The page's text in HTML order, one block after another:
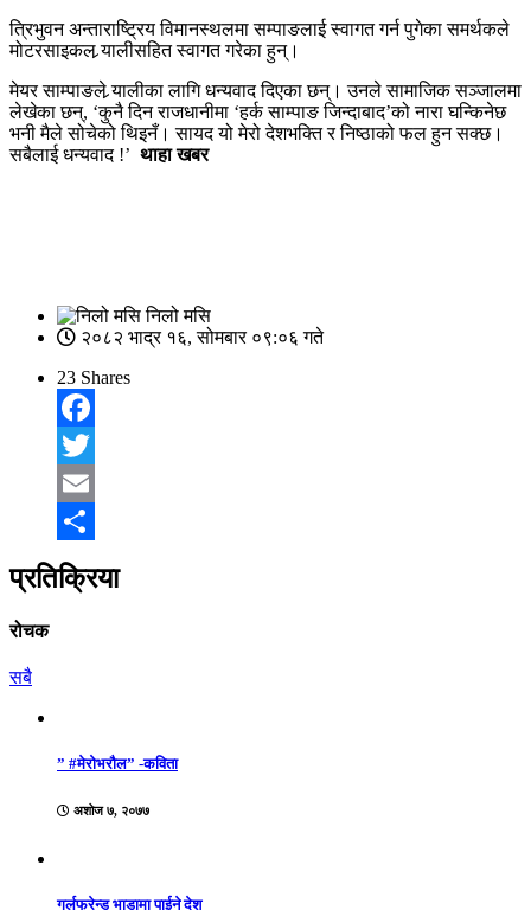
त्रिभुवन अन्ताराष्ट्रिय विमानस्थलमा सम्पाङलाई स्वागत गर्न पुगेका समर्थकले
मोटरसाइकल र्‍यालीसहित स्वागत गरेका हुन्।
मेयर साम्पाङले र्‍यालीका लागि धन्यवाद दिएका छन्। उनले सामाजिक सञ्जालमा
लेखेका छन्, ‘कुनै दिन राजधानीमा ‘हर्क साम्पाङ जिन्दाबाद’को नारा घन्किनेछ
भनी मैले सोचेको थिइनँ। सायद यो मेरो देशभक्ति र निष्ठाको फल हुन सक्छ।
सबैलाई धन्यवाद !’ थाहा खबर
निलो मसि
२०८२ भाद्र १६, सोमबार ०९:०६ गते
23 Shares
Facebook
Twitter
Email
Share
प्रतिक्रिया
रोचक
सबै
” #मेरोभरौल” -कविता
अशोज ७, २०७७
गर्लफ्रेन्ड भाडामा पाईने देश